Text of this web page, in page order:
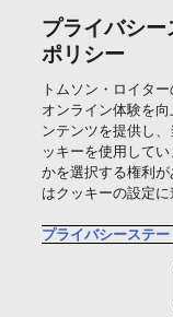
トムソン・ロイターに
公式SNS
プライバシ
ポリシー
トムソン・ロイタ
オンライン体験を
ンテンツを提供し
ッキーを使用して
かを選択する権利
はクッキーの設定に
プライバシーステー